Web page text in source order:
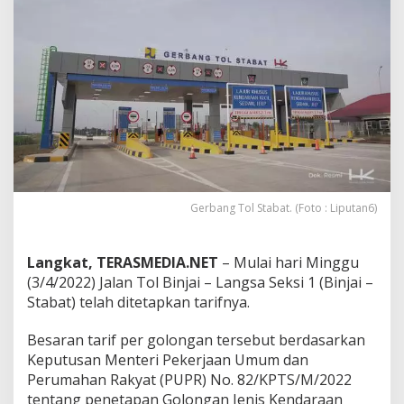
i
–
L
a
n
g
s
a
e
I
M
u
l
i
B
e
r
Gerbang Tol Stabat. (Foto : Liputan6)
Langkat, TERASMEDIA.NET – Mulai hari Minggu
(3/4/2022) Jalan Tol Binjai – Langsa Seksi 1 (Binjai –
Stabat) telah ditetapkan tarifnya.
Besaran tarif per golongan tersebut berdasarkan
Keputusan Menteri Pekerjaan Umum dan
Perumahan Rakyat (PUPR) No. 82/KPTS/M/2022
tentang penetapan Golongan Jenis Kendaraan